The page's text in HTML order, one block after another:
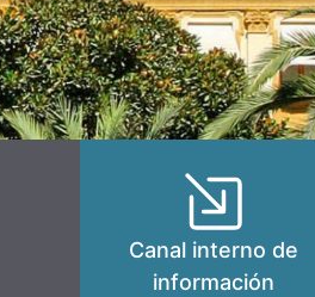
Canal interno de
información